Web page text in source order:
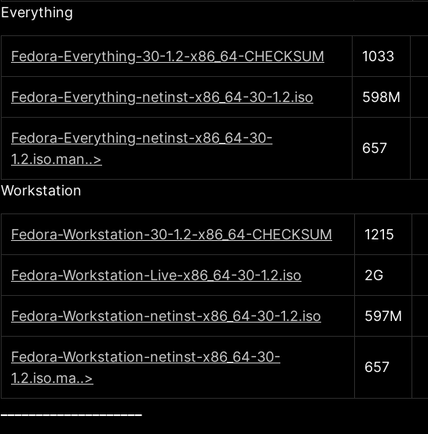
Everything
Fedοra-Everything-30-1.2-x86_64-CHECKSUM 1033
Fedοra-Everything-netinst-x86_64-30-1.2.iso 598M
Fedοra-Everything-netinst-x86_64-30-
1.2.iso.man..>
657
Workstation
Fedοra-Workstation-30-1.2-x86_64-CHECKSUM 1215
Fedοra-Workstation-Live-x86_64-30-1.2.iso 2G
Fedοra-Workstation-netinst-x86_64-30-1.2.iso 597M
Fedοra-Workstation-netinst-x86_64-30-
1.2.iso.ma..>
657